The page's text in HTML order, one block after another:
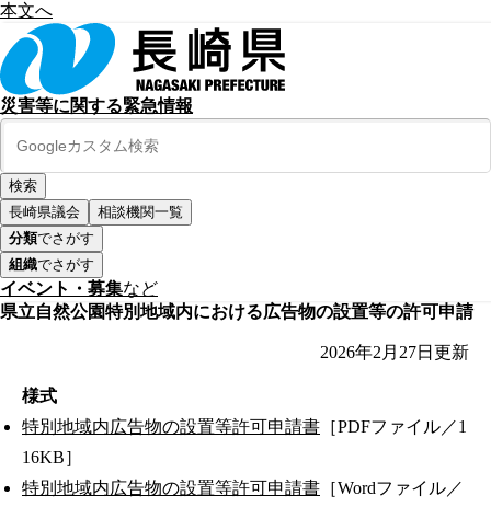
本文へ
災害等に関する緊急情報
長崎県議会
相談機関一覧
分類でさがす
組織でさがす
イベント・募集など
県立自然公園特別地域内における広告物の設置等の許可申請
2026年2月27日 更新
様式
特別地域内広告物の設置等許可申請書 ［PDFファイル／1
16KB］
特別地域内広告物の設置等許可申請書 ［Wordファイル／